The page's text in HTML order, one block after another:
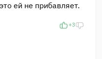
ей не прибавляет.
+3